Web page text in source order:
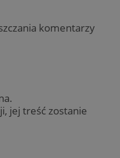
komentarzy
jej treść zostanie